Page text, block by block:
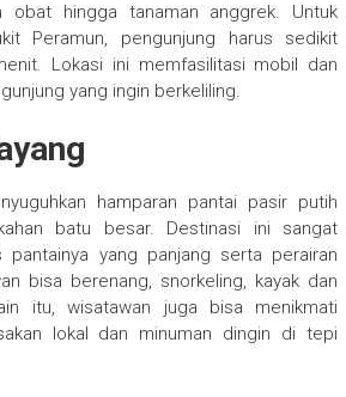
obat hingga tanaman anggrek. Untuk
Peramun, pengunjung harus sedikit
Lokasi ini memfasilitasi mobil dan
yang ingin berkeliling.
hamparan pantai pasir putih
batu besar. Destinasi ini sangat
pantainya yang panjang serta perairan
bisa berenang, snorkeling, kayak dan
itu, wisatawan juga bisa menikmati
lokal dan minuman dingin di tepi